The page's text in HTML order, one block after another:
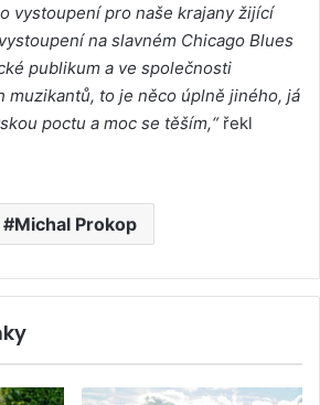
vystoupení pro naše krajany žijící
na slavném Chicago Blues
publikum a ve společnosti
muzikantů, to je něco úplně jiného, já
poctu a moc se těším,“řekl
Michal Prokop